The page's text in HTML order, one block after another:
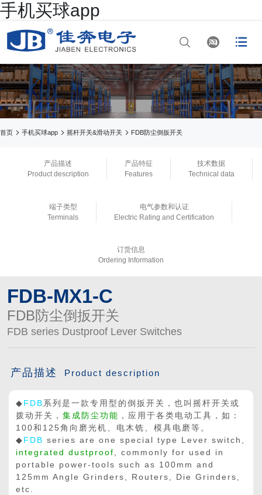
手机买球app
  
网站首页
手机买球app 
手机买球app 
正规买球app排行十
佳平台

买球app平台 
首页  手机买球app  摇杆开关&滑动开关  FDB防尘倒扳开关
产品描述
Product description
产品特征
Features
技术数据
Technical data
端子类型
Terminals
电气参数和认证
Electric Rating and Certification
订货信息
Ordering Information
FDB-MX1-C
FDB防尘倒扳开关
FDB series Dustproof Lever Switches
产品描述 Product description
◆ FDB 系列是一款专用型的倒扳开关，也叫摇杆开关或
拨动开关， 集成防尘功能 ，应用于各类电动工具，如：
100和125角向磨光机、电木铣、模具电磨等。
◆ FDB series are one special type Lever switch,
integrated dustproof , commonly for used in
portable power-tools such as 100mm and
125mm Angle Grinders, Routers, Die Grinders,
etc.